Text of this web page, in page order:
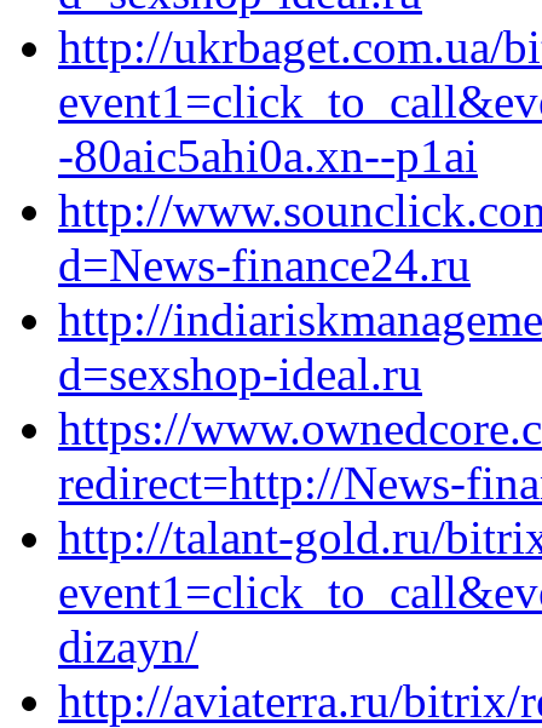
http://ukrbaget.com.ua/
-80aic5ahi0a.xn--p1ai
http://
d=News-finance24.ru
http://
d=sexshop-ideal.ru
https://
redirect=http://News-
http://talant-gold.ru/
dizayn/
http://aviaterra.ru/bitrix/